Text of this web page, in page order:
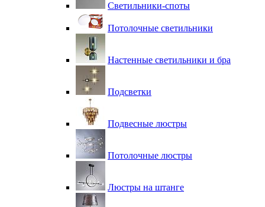
Светильники-споты
Потолочные светильники
Настенные светильники и бра
Подсветки
Подвесные люстры
Потолочные люстры
Люстры на штанге